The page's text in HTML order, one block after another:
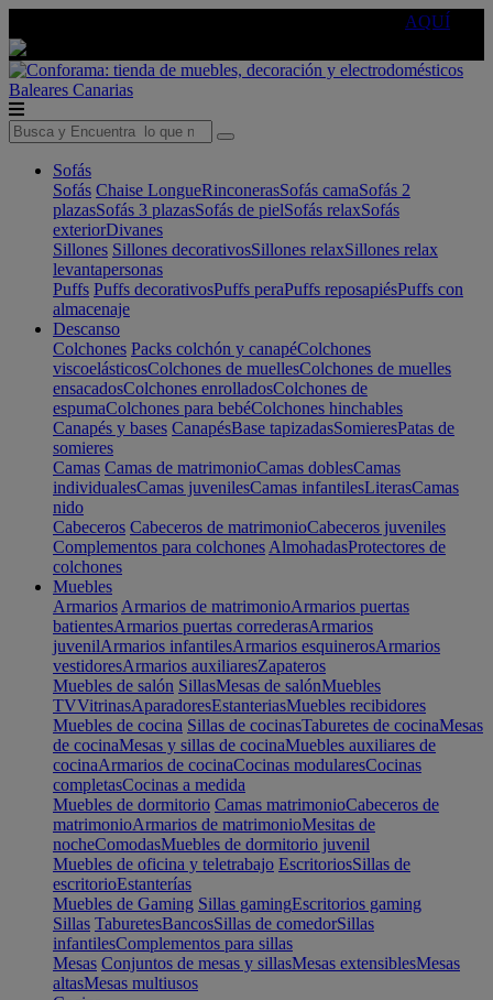
AQUÍ
Baleares Canarias
Sofás
Sofás Chaise LongueRinconerasSofás camaSofás 2
plazasSofás 3 plazasSofás de pielSofás relaxSofás
exteriorDivanes
Sillones Sillones decorativosSillones relaxSillones relax
levantapersonas
Puffs Puffs decorativosPuffs peraPuffs reposapiésPuffs con
almacenaje
Descanso
Colchones Packs colchón y canapéColchones
viscoelásticosColchones de muellesColchones de muelles
ensacadosColchones enrolladosColchones de
espumaColchones para bebéColchones hinchables
Canapés y bases CanapésBase tapizadasSomieresPatas de
somieres
Camas Camas de matrimonioCamas doblesCamas
individualesCamas juvenilesCamas infantilesLiterasCamas
nido
Cabeceros Cabeceros de matrimonioCabeceros juveniles
Complementos para colchones AlmohadasProtectores de
colchones
Muebles
Armarios Armarios de matrimonioArmarios puertas
batientesArmarios puertas correderasArmarios
juvenilArmarios infantilesArmarios esquinerosArmarios
vestidoresArmarios auxiliaresZapateros
Muebles de salón SillasMesas de salónMuebles
TVVitrinasAparadoresEstanteriasMuebles recibidores
Muebles de cocina Sillas de cocinasTaburetes de cocinaMesas
de cocinaMesas y sillas de cocinaMuebles auxiliares de
cocinaArmarios de cocinaCocinas modularesCocinas
completasCocinas a medida
Muebles de dormitorio Camas matrimonioCabeceros de
matrimonioArmarios de matrimonioMesitas de
nocheComodasMuebles de dormitorio juvenil
Muebles de oficina y teletrabajo EscritoriosSillas de
escritorioEstanterías
Muebles de Gaming Sillas gamingEscritorios gaming
Sillas TaburetesBancosSillas de comedorSillas
infantilesComplementos para sillas
Mesas Conjuntos de mesas y sillasMesas extensiblesMesas
altasMesas multiusos